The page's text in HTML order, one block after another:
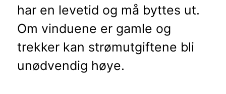
har en levetid og må byttes ut.
Om vinduene er gamle og
trekker kan strømutgiftene bli
unødvendig høye.